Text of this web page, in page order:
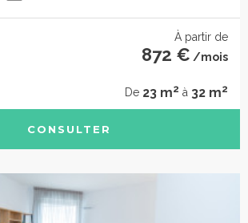
À partir de
872 € /mois
De 23 m2 à 32 m2
CONSULTER